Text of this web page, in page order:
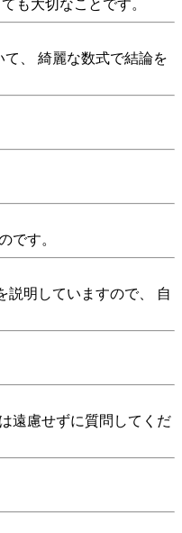
も大切なことです。
、 綺麗な数式で結論を
です。
説明していますので、 自
遠慮せずに質問してくだ